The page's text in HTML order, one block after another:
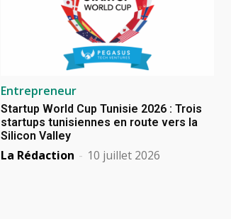
Entrepreneur
Startup World Cup Tunisie 2026 : Trois
startups tunisiennes en route vers la
Silicon Valley
La Rédaction - 10 juillet 2026